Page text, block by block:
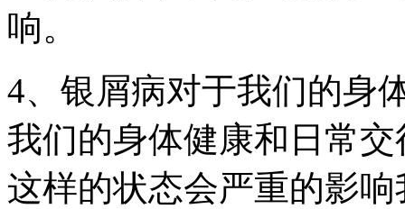
响。
4、银屑病对于我们的身
我们的身体健康和日常
这样的状态会严重的影